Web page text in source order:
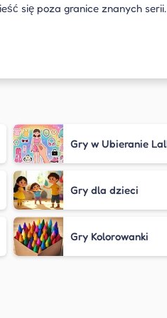
się poza granice znanych
Gry w Ubieranie
Gry dla dzieci
Gry Kolorowanki